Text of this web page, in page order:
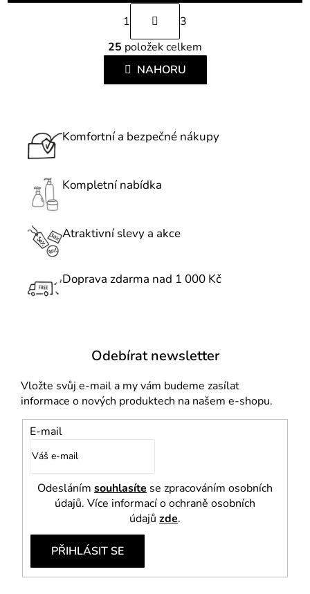
O
v
l
á
c
r
y
p
S
t
r
á
n
v
á
1
3
25 položek celkem
NAHORU
Komfortní a bezpečné nákupy
Kompletní nabídka
Atraktivní slevy a akce
Doprava zdarma nad 1 000 Kč
Odebírat newsletter
Vložte svůj e-mail a my vám budeme zasílat
informace o nových produktech na našem e-shopu.
E-mail
Odesláním souhlasíte se zpracováním osobních
údajů. Více informací o ochraně osobních
údajů zde.
PŘIHLÁSIT SE